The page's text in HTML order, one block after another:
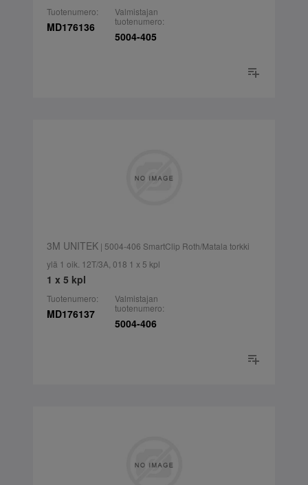
Tuotenumero:
MD176136
Valmistajan
tuotenumero:
5004-405
3M UNITEK| 5004-406 SmartClip Roth/Matala torkki
ylä 1 oik. 12T/3A, 018 1 x 5 kpl
1 x 5 kpl
Tuotenumero:
MD176137
Valmistajan
tuotenumero:
5004-406